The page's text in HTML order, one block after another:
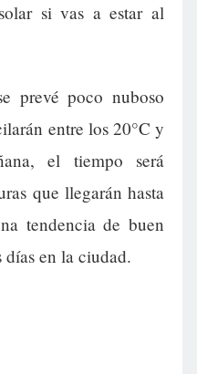
si vas a estar al
prevé poco nuboso
entre los 20°C y
el tiempo será
que llegarán hasta
tendencia de buen
en la ciudad.